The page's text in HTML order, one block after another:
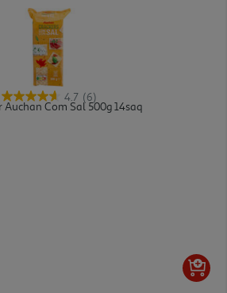
4.7 (6)
Com Sal 500g 14saq